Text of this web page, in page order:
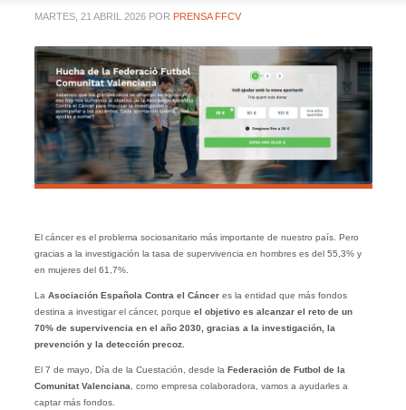
MARTES, 21 ABRIL 2026 POR PRENSA FFCV
El cáncer es el problema sociosanitario más importante de nuestro país. Pero
gracias a la investigación la tasa de supervivencia en hombres es del 55,3% y
en mujeres del 61,7%.
La Asociación Española Contra el Cánceres la entidad que más fondos
destina a investigar el cáncer, porque el objetivo es alcanzar el reto de un
70% de supervivencia en el año 2030, gracias a la investigación, la
prevención y la detección precoz.
El 7 de mayo, Día de la Cuestación, desde la Federación de Futbol de la
Comunitat Valenciana, como empresa colaboradora, vamos a ayudarles a
captar más fondos.